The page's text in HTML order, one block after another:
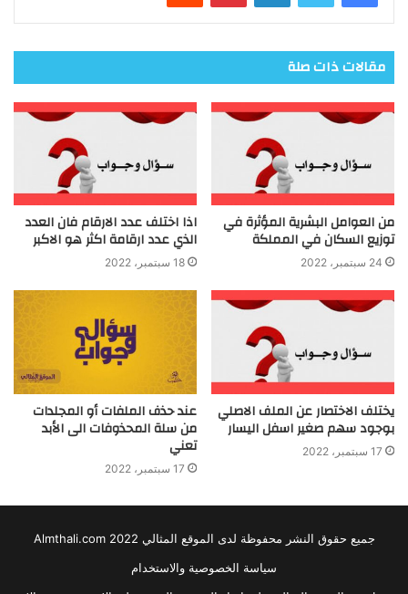
مقالات ذات صلة
من العوامل البشرية المؤثرة في
توزيع السكان في المملكة
24 سبتمبر، 2022
اذا اختلف عدد الارقام فان العدد
الذي عدد ارقامة اكثر هو الاكبر
18 سبتمبر، 2022
يختلف الاختصار عن الملف الاصلي
بوجود سهم صغير اسفل اليسار
17 سبتمبر، 2022
عند حذف الملفات أو المجلدات
من سلة المحذوفات الى الأبد
تعني
17 سبتمبر، 2022
جميع حقوق النشر محفوظة لدى الموقع المثالي 2022 Almthali.com
سياسة الخصوصية والاستخدام